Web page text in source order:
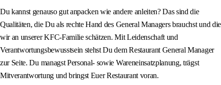
Du kannst genauso gut anpacken wie andere anleiten? Das sind die
Qualitäten, die Du als rechte Hand des General Managers brauchst und die
wir an unserer KFC-Familie schätzen. Mit Leidenschaft und
Verantwortungsbewusstsein stehst Du dem Restaurant General Manager
zur Seite. Du managst Personal- sowie Wareneinsatzplanung, trägst
Mitverantwortung und bringst Euer Restaurant voran.